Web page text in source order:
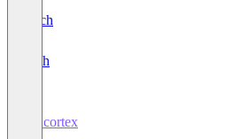
Deutsch
English
vencortex